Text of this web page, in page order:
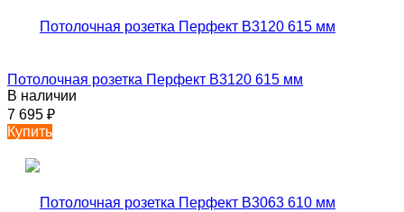
Потолочная розетка Перфект B3120 615 мм
В наличии
7 695 ₽
Купить